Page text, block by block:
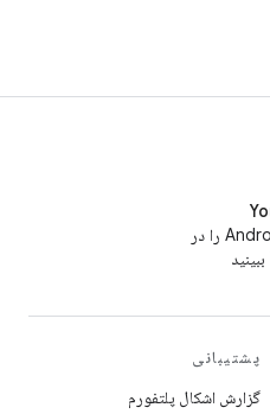
Android Developers را در
پشتیبانی
گزارش اشکال پلتفورم